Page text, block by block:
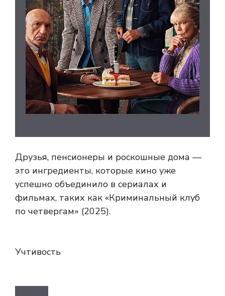
Друзья, пенсионеры и роскошные дома —
это ингредиенты, которые кино уже
успешно объединило в сериалах и
фильмах, таких как «Криминальный клуб
по четвергам» (2025).
Учтивость